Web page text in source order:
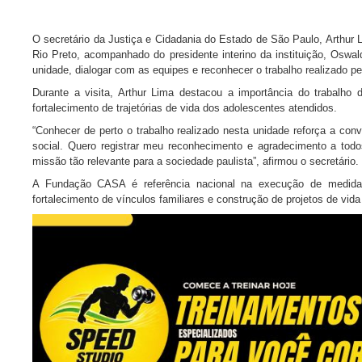
O secretário da Justiça e Cidadania do Estado de São Paulo,
Rio Preto, acompanhado do presidente interino da instituição,
unidade, dialogar com as equipes e reconhecer o trabalho realizado
Durante a visita, Arthur Lima destacou a importância do trabalho
fortalecimento de trajetórias de vida dos adolescentes atendidos.
“Conhecer de perto o trabalho realizado nesta unidade reforça a
social. Quero registrar meu reconhecimento e agradecimento a
missão tão relevante para a sociedade paulista”, afirmou o secretário.
A Fundação CASA é referência nacional na execução de
fortalecimento de vínculos familiares e construção de projetos de